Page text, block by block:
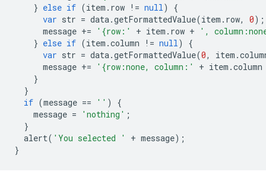
} else if (item . row != null)
{
var str = data.getFormattedValue(item . row, 0);
message += '{row:' + item . row +
',
} else if (item .column != null)
{
var str = data.getFormattedValue(0, item .
message += '{row:none, column:' + item .
}
}
if (message == '' )
{
message = 'nothing' ;
}
alert( 'You selected ' + message);
}